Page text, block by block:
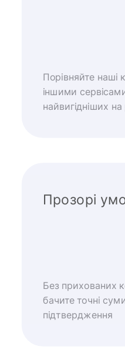
Порівняйте наші
іншими
найвигідніших
Прозорі
Без прихованих
бачите точні
підтвердження